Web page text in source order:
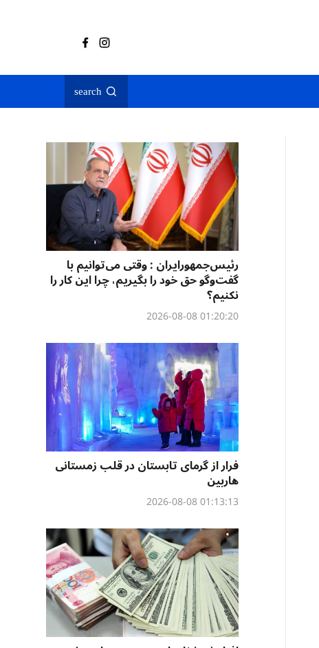
search
رئیس‌جمهورایران : وقتی می‌توانیم با
گفت‌وگو حق خود را بگیریم، چرا این کار را
نکنیم؟
01:20:20 2026-08-08
فرار از گرمای تابستان در قلب زمستانی
هاربین
01:13:13 2026-08-08